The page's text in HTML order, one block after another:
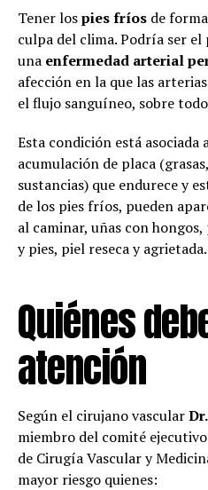
Tener lospies fríos de
culpa del clima. Podría ser
una enfermedad arterial
afección en la que las
el flujo sanguíneo, sobre
Esta condición está asociada
acumulación de placa
sustancias) que endurece y
de los pies fríos, pueden
al caminar, uñas con
y pies, piel reseca y agrietada.
Quiénes
atención
Según el cirujano vascular
miembro del comité
de Cirugía Vascular y
mayor riesgo quienes: